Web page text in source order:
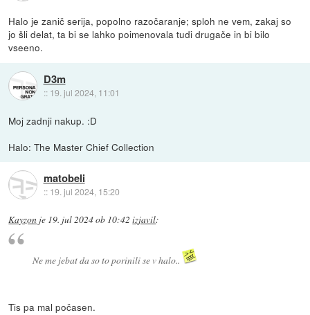
Halo je zanič serija, popolno razočaranje; sploh ne vem, zakaj so
jo šli delat, ta bi se lahko poimenovala tudi drugače in bi bilo
vseeno.
D3m
:: 19. jul 2024, 11:01
Moj zadnji nakup. :D
Halo: The Master Chief Collection
matobeli
:: 19. jul 2024, 15:20
Kayzon je 19. jul 2024 ob 10:42 izjavil:
Ne me jebat da so to porinili se v halo..
Tis pa mal počasen.